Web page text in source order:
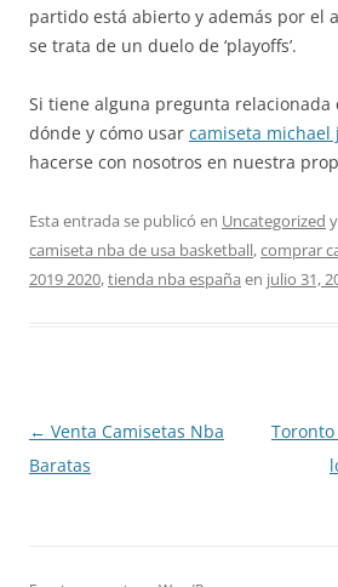
partido está abierto y además por el
se trata de un duelo de ‘playoffs’.
Si tiene alguna pregunta relacionada
dónde y cómo usar camiseta michael
hacerse con nosotros en nuestra
Esta entrada se publicó en Uncategorized
camiseta nba de usa basketball,comprar
2019 2020,tienda nba españa en julio 31,
Navegación
de
← Venta Camisetas Nba
Baratas
Toronto